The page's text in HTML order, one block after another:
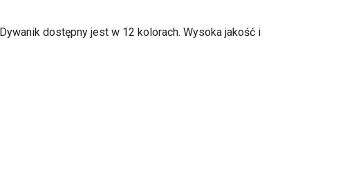
dostępny jest w 12 kolorach. Wysoka jakość i